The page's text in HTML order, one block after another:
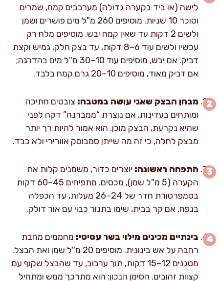
לישה (או ביד בקערה גדולה) מערבבים קמח, שמרים
וסוכר 10 שניות. מוסיפים 260 מ"ל מים פושרים ושמן
ולשים 2 דקות עד שאין קמח יבש. מוסיפים מלח רק
עכשיו ולשים עוד 6–8 דקות, עד בצק חלק, גמיש וקצת
דביק. אם יבש, מוסיפים עוד 10–30 מ"ל מים בהדרגה;
אם דביק מאוד, מוסיפים 10–20 גרם קמח בלבד.
מבחן הבצק שאני עושה במטבח: צובטים חתיכה
ומותחים בעדינות. אם נוצרת “ממברנה” דקה לפני
שהיא נקרעת, הבצק מוכן. הוא אמור להיות רך יותר
מבצק לחלה, כי זה מה שייתן סמבוסק אוורירי ולא כבד.
התפחה ראשונה: יוצרים כדור, משמנים קלות את
הקערה (5 מ"ל שמן), מכסים. מתפיחים 45–60 דקות
בטמפרטורת חדר של 24–26 מעלות, עד הכפלה
בנפח. אם קר בבית, שימו בתנור כבוי עם אור דולק.
בינתיים מכינים מילוי בשר עסיסי: מחממים מחבת
רחבה על אש בינונית. מוסיפים 20 מ"ל שמן ואת הבצל.
מטגנים 12–15 דקות, תוך ערבוב, עד שהבצל שקוף עם
קצוות זהובים. הסימן הנכון: הוא מתרכך ממש ומתחיל